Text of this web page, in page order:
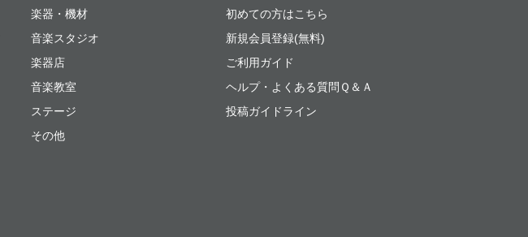
楽器・機材
音楽スタジオ
楽器店
音楽教室
ステージ
その他
初めての方はこちら
新規会員登録(無料)
ご利用ガイド
ヘルプ・よくある質問Ｑ＆Ａ
投稿ガイドライン